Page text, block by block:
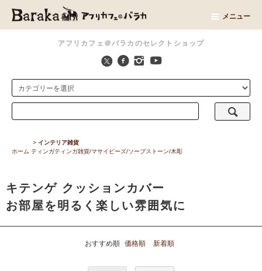
アフリカフェ＠バラカのセレクトショップ
メニュー
ホーム
> インテリア雑貨
ティンガティンガ雑貨/マサイビーズ/ソープストーン/木彫
キテンゲ クッションカバー
お部屋を明るく楽しい雰囲気に
おすすめ順 価格順 新着順